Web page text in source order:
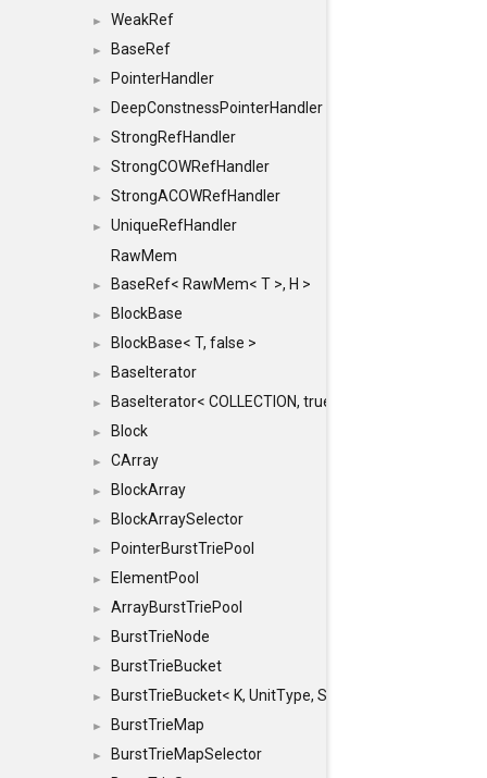
► WeakRef
► BaseRef
► PointerHandler
► DeepConstnessPointerHandler
► StrongRefHandler
► StrongCOWRefHandler
► StrongACOWRefHandler
►
UniqueRefHandler
RawMem
► BaseRef< RawMem< T >, H >
► BlockBase
► BlockBase< T, false >
► BaseIterator
► BaseIterator< COLLECTION, true >
► Block
► CArray
► BlockArray
► BlockArraySelector
► PointerBurstTriePool
► ElementPool
► ArrayBurstTriePool
► BurstTrieNode
► BurstTrieBucket
► BurstTrieBucket< K, UnitType, SIZE >
► BurstTrieMap
►
BurstTrieMapSelector